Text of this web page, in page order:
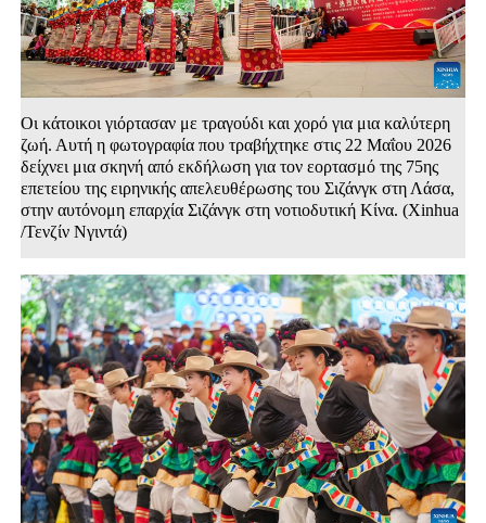
Οι κάτοικοι γιόρτασαν με τραγούδι και χορό για μια καλύτερη
ζωή. Αυτή η φωτογραφία που τραβήχτηκε στις 22 Μαΐου 2026
δείχνει μια σκηνή από εκδήλωση για τον εορτασμό της 75ης
επετείου της ειρηνικής απελευθέρωσης του Σιζάνγκ στη Λάσα,
στην αυτόνομη επαρχία Σιζάνγκ στη νοτιοδυτική Κίνα. (Xinhua
/Τενζίν Νγιντά)